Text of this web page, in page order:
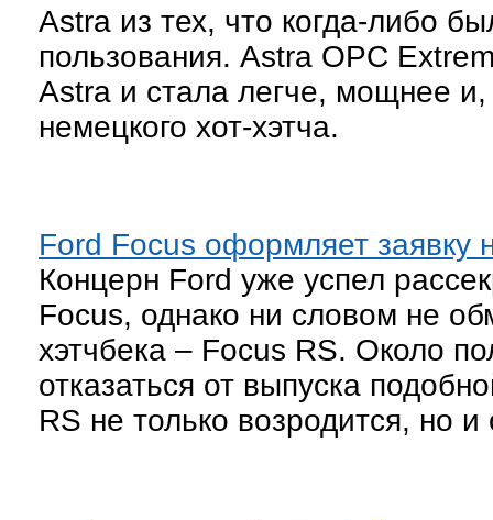
Astra из тех, что когда-либо
пользования. Astra OPC
Astra и стала легче, мощнее
немецкого хот-хэтча.
Ford Focus оформляет заявку
Концерн Ford уже успел
Focus, однако ни словом не
хэтчбека – Focus RS. Около
отказаться от выпуска
RS не только возродится, но